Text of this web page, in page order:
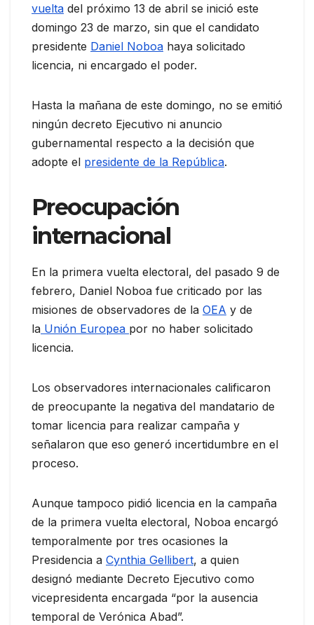
vuelta del próximo 13 de abril se inició este
domingo 23 de marzo, sin que el candidato
presidente Daniel Noboa haya solicitado
licencia, ni encargado el poder.
Hasta la mañana de este domingo, no se emitió
ningún decreto Ejecutivo ni anuncio
gubernamental respecto a la decisión que
adopte el presidente de la República.
Preocupación
internacional
En la primera vuelta electoral, del pasado 9 de
febrero, Daniel Noboa fue criticado por las
misiones de observadores de la OEA y de
la Unión Europea por no haber solicitado
licencia.
Los observadores internacionales calificaron
de preocupante la negativa del mandatario de
tomar licencia para realizar campaña y
señalaron que eso generó incertidumbre en el
proceso.
Aunque tampoco pidió licencia en la campaña
de la primera vuelta electoral, Noboa encargó
temporalmente por tres ocasiones la
Presidencia a Cynthia Gellibert, a quien
designó mediante Decreto Ejecutivo como
vicepresidenta encargada “por la ausencia
temporal de Verónica Abad”.